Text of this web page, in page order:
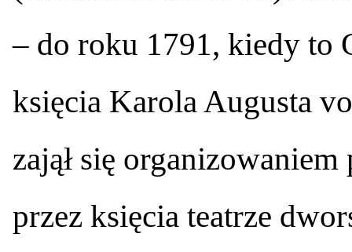
– do roku 1791, kiedy to
księcia Karola Augusta
zajął się
przez księcia teatrze